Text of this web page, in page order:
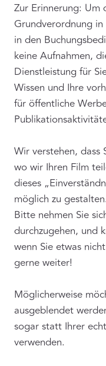
Zur Erinnerung: Um
Grundverordnung
in den
keine Aufnahmen,
Dienstleistung für
Wissen und Ihre
für öffentliche
Wir verstehen, dass
wo wir Ihren Film
dieses
möglich zu gestalten.
Bitte nehmen Sie
durchzugehen, und
wenn Sie etwas
gerne weiter!
Möglicherweise
ausgeblendet
sogar statt Ihrer
verwenden.